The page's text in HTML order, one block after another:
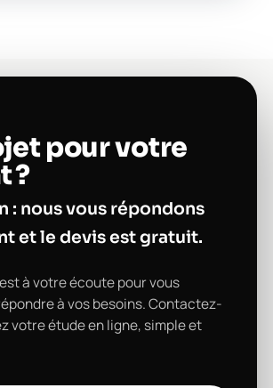
pour votre
?
: nous vous répondons
et le devis est gratuit.
à votre écoute pour vous
à vos besoins. Contactez-
votre étude en ligne, simple et